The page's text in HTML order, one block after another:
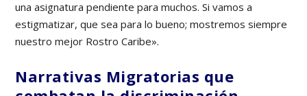
una asignatura pendiente para muchos. Si vamos a
estigmatizar, que sea para lo bueno; mostremos siempre
nuestro mejor Rostro Caribe».
Narrativas Migratorias que